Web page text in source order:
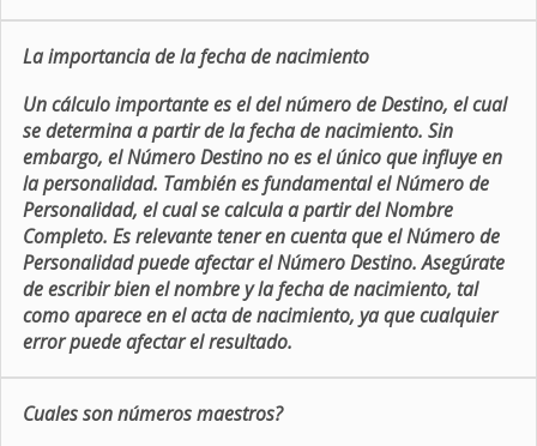
La importancia de la fecha de nacimiento
Un cálculo importante es el del número de Destino, el cual
se determina a partir de la fecha de nacimiento. Sin
embargo, el Número Destino no es el único que influye en
la personalidad. También es fundamental el Número de
Personalidad, el cual se calcula a partir del Nombre
Completo. Es relevante tener en cuenta que el Número de
Personalidad puede afectar el Número Destino. Asegúrate
de escribir bien el nombre y la fecha de nacimiento, tal
como aparece en el acta de nacimiento, ya que cualquier
error puede afectar el resultado.
Cuales son números maestros?